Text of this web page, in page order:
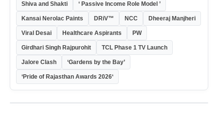
Shiva and Shakti ‘ Passive Income Role Model ’
Kansai Nerolac Paints DRiV™ NCC Dheeraj Manjheri
Viral Desai Healthcare Aspirants PW
Girdhari Singh Rajpurohit TCL Phase 1 TV Launch
Jalore Clash ‘Gardens by the Bay’
‘Pride of Rajasthan Awards 2026‘